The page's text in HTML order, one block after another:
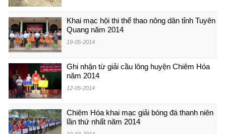
Khai mạc hội thi thể thao nông dân tỉnh Tuyên
Quang năm 2014
19-05-2014
Ghi nhận từ giải cầu lông huyện Chiêm Hóa
năm 2014
12-05-2014
Chiêm Hóa khai mạc giải bóng đá thanh niên
lần thứ nhất năm 2014